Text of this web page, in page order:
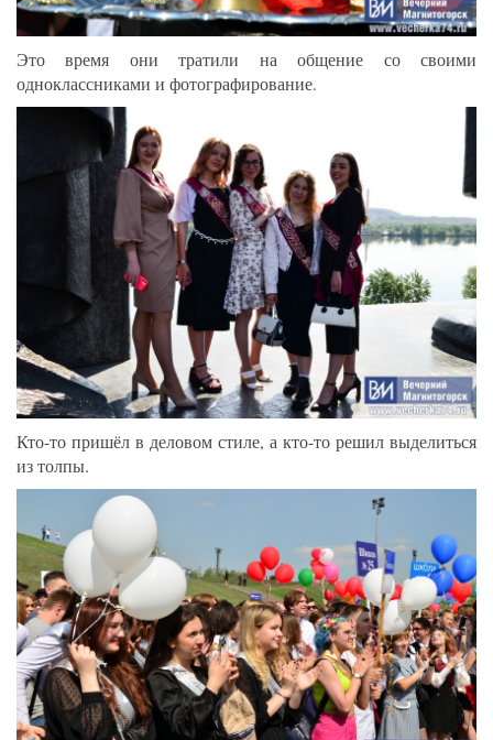
Это время они тратили на общение со своими
одноклассниками и фотографирование.
Кто-то пришёл в деловом стиле, а кто-то решил выделиться
из толпы.